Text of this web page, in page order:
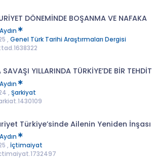
DÖNEMİNDE BOŞANMA VE NAFAKA
, Genel Türk Tarihi Araştırmaları Dergisi
YILLARINDA TÜRKİYE’DE BİR
, Şarkiyat
Türkiye’sinde Ailenin Yeniden İnşası
, İçtimaiyat